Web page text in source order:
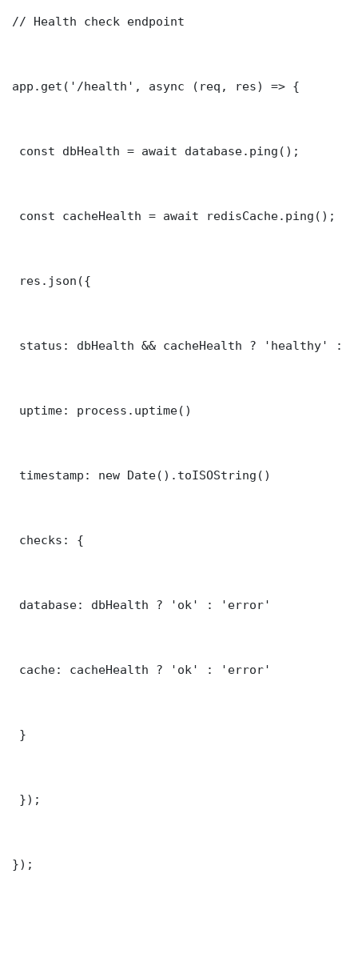
// Health check endpoint
app.get('/health', async (req, res) => {
const dbHealth = await database.ping();
const cacheHealth = await redisCache.ping();
res.json({
status: dbHealth && cacheHealth ? 'healthy' :
uptime: process.uptime()
timestamp: new Date().toISOString()
checks: {
database: dbHealth ? 'ok' : 'error'
cache: cacheHealth ? 'ok' : 'error'
}
});
});